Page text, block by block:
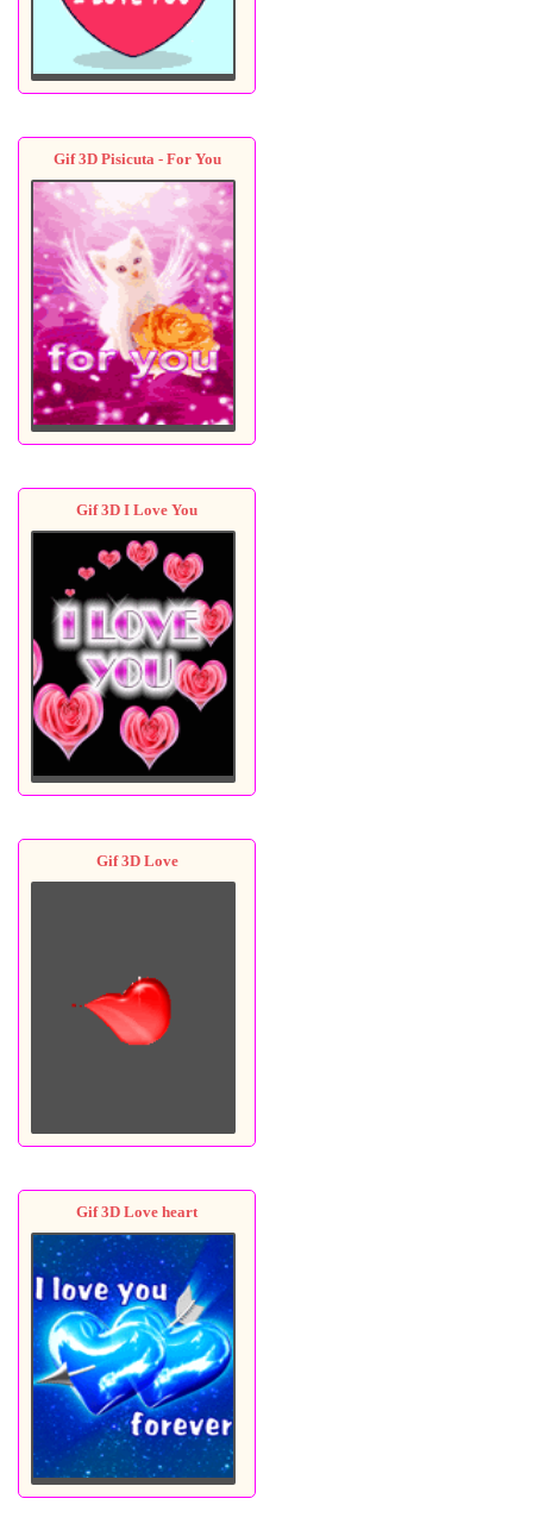
Gif 3D Pisicuta - For You
Gif 3D I Love You
Gif 3D Love
Gif 3D Love heart